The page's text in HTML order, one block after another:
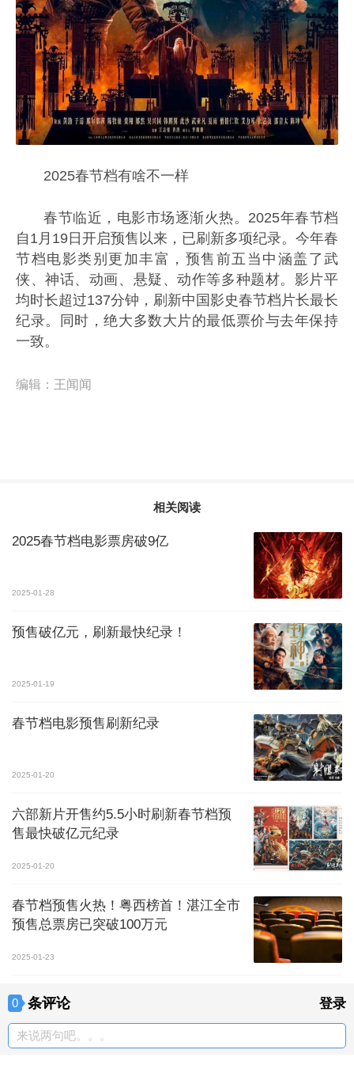
2025春节档有啥不一样
春节临近，电影市场逐渐火热。2025年春节档
自1月19日开启预售以来，已刷新多项纪录。今年春
节档电影类别更加丰富，预售前五当中涵盖了武
侠、神话、动画、悬疑、动作等多种题材。影片平
均时长超过137分钟，刷新中国影史春节档片长最长
纪录。同时，绝大多数大片的最低票价与去年保持
一致。
编辑： 王闻闻
相关阅读
2025春节档电影票房破9亿
2025-01-28
预售破亿元，刷新最快纪录！
2025-01-19
春节档电影预售刷新纪录
2025-01-20
六部新片开售约5.5小时刷新春节档预
售最快破亿元纪录
2025-01-20
春节档预售火热！粤西榜首！湛江全市
预售总票房已突破100万元
2025-01-23
0 条评论 登录
来说两句吧。。。